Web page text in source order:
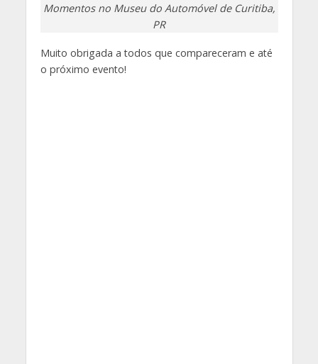
Momentos no Museu do Automóvel de Curitiba,
PR
Muito obrigada a todos que compareceram e até
o próximo evento!